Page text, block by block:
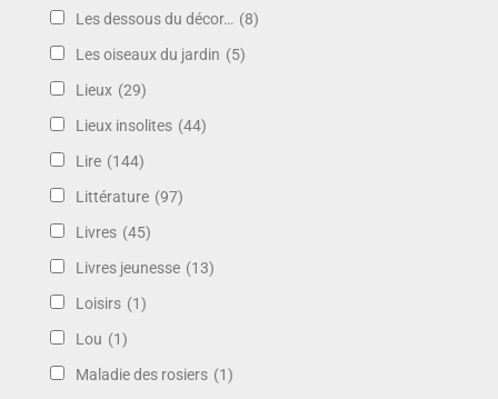
Les dessous du décor… (8)
Les oiseaux du jardin (5)
Lieux (29)
Lieux insolites (44)
Lire (144)
Littérature (97)
Livres (45)
Livres jeunesse (13)
Loisirs (1)
Lou (1)
Maladie des rosiers (1)